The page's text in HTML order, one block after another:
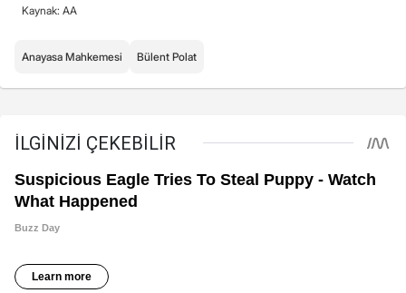
Kaynak: AA
Anayasa Mahkemesi Bülent Polat